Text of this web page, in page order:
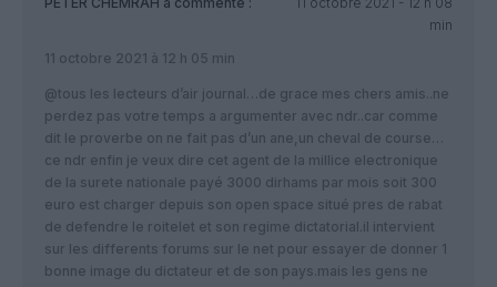
min
11 octobre 2021 à 12 h 05 min
@tous les lecteurs d’air journal…de grace mes chers amis..ne
perdez pas votre temps a argumenter avec ndr..car comme
dit le proverbe on ne fait pas d’un ane,un cheval de course…
ce ndr enfin je veux dire cet agent de la millice electronique
de la surete nationale payé 3000 dirhams par mois soit 300
euro est charger depuis son open space situé pres de rabat
de defendre le roitelet et son regime dictatorial.il intervient
sur les differents forums sur le net pour essayer de donner 1
bonne image du dictateur et de son pays.mais les gens ne